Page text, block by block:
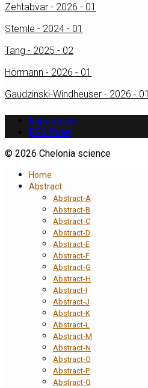
Zehtabvar - 2026 - 01
Stemle - 2024 - 01
Tang - 2025 - 02
Hörmann - 2026 - 01
Gaudzinski-Windheuser - 2026 - 01
Impressum
RSS Feed
© 2026 Chelonia science
Home
Abstract
Abstract-A
Abstract-B
Abstract-C
Abstract-D
Abstract-E
Abstract-F
Abstract-G
Abstract-H
Abstract-I
Abstract-J
Abstract-K
Abstract-L
Abstract-M
Abstract-N
Abstract-O
Abstract-P
Abstract-Q